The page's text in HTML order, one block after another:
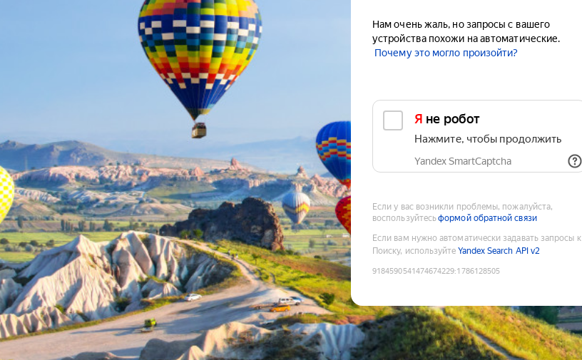
Нам очень жаль, но запросы с вашего
устройства похожи на автоматические.
Почему это могло произойти?
Я не робот
Нажмите, чтобы продолжить
Yandex SmartCaptcha
Если у вас возникли проблемы, пожалуйста,
воспользуйтесьформой обратной связи
Если вам нужно автоматически задавать запросы к
Поиску, используйте Yandex Search API v2
9184590541474674229:1786128505